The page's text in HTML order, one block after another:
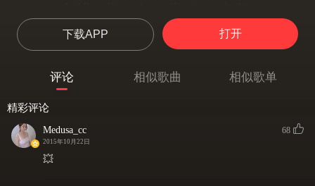
我被你强烈吸引和控制着
That's why everybody calls me
那就是为什么每个人都叫我
无穷先生
下载APP 打开
评论 相似歌曲 相似歌单
精彩评论
Medusa_cc
2015年10月22日
68
💥